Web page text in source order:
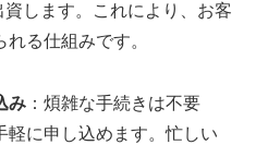
します。これにより、お客
る仕組みです。
み ：煩雑な手続きは不要
軽に申し込めます。忙しい